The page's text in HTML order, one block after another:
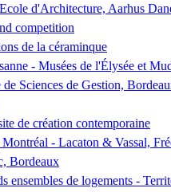
d'Architecture, Aarhus
competition
de la céraminque
- Musées de l'Élysée et
Sciences de Gestion,
de création contemporaine
- Lacaton & Vassal,
Bordeaux
ensembles de logements -